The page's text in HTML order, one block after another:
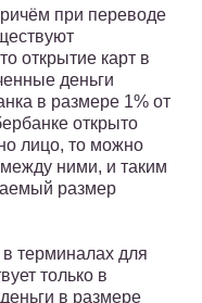
при переводе
открытие карт в
деньги
в размере 1% от
открыто
лицо, то можно
ними, и таким
размер
терминалах для
только в
в размере